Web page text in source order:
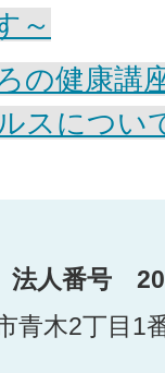
～
の健康講
スについ
法人番号
青木2丁目1